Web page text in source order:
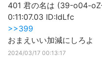
401 君の名は (39-o04-
0:11:07.03 ID:IdLfc
>>399
おまえいい加減にしろよ
2024/03/17 00:13:17